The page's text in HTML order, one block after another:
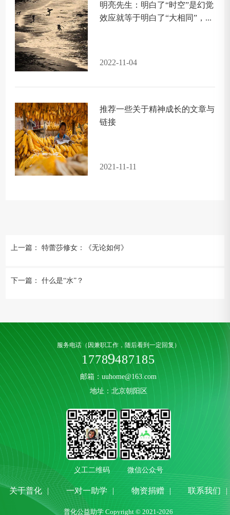
明亮先生：明白了“时空”是幻觉
效应就等于明白了“大相同”，...
2022-11-04
推荐一些关于精神成长的文章与
链接
2021-11-11
上一篇： 特蕾莎修女：《无论如何》
下一篇： 什么是“水”？
服务电话（因兼职工作，随后看到一定回复）
1 7789487185
邮箱：uuhome@163.com
地址：北京朝阳区
义工二维码 微信公众号
关于普化 | 一对一助学 | 物资捐赠 | 联系我们 |
普化公益助学 Copyright © 2021-2026